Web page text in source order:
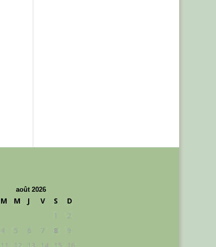
août 2026
M M J V S
D
1
2
4 5 6 7 8
9